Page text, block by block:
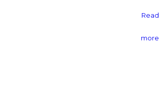
Read
more